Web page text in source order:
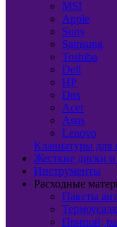
MSI
Apple
Sony
Samsung
Toshiba
Dell
HP
Dns
Acer
Asus
Lenovo
Клавиатуры для
Жесткие диски и
Инструменты
Расходные
Пакеты
Припой,